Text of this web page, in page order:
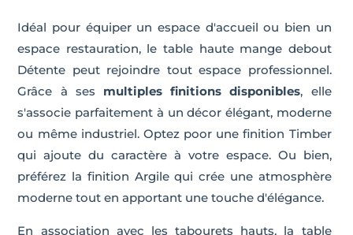
Idéal pour équiper un espace d'accueil ou bien un
espace restauration, le table haute mange debout
Détente peut rejoindre tout espace professionnel.
Grâce à ses multiples finitions disponibles, elle
s'associe parfaitement à un décor élégant, moderne
ou même industriel. Optez poor une finition Timber
qui ajoute du caractère à votre espace. Ou bien,
préférez la finition Argile qui crée une atmosphère
moderne tout en apportant une touche d'élégance.
En association avec les tabourets hauts, la table